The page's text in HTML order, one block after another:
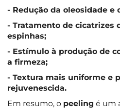
- Redução da oleosidade e
- Tratamento de cicatrizes
espinhas;
- Estímulo à produção de
a firmeza;
- Textura mais uniforme e
rejuvenescida.
Em resumo, o peeling é um